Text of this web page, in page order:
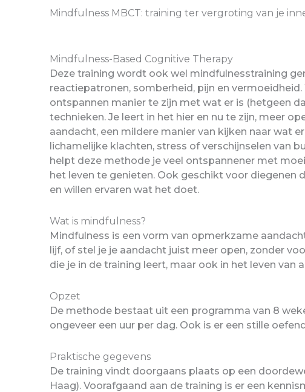
Mindfulness MBCT: training ter vergroting van je
Mindfulness-Based Cognitive Therapy
Deze training wordt ook wel mindfulnesstraining
reactiepatronen, somberheid, pijn en
ontspannen manier te zijn met wat er is (hetgeen
technieken. Je leert in het hier en nu te zijn, meer
aandacht, een mildere manier van kijken naar wat
lichamelijke klachten, stress of verschijnselen van
helpt deze methode je veel ontspannener met
het leven te genieten. Ook geschikt voor diegenen
en willen ervaren wat het doet.
Wat is mindfulness?
Mindfulness is een vorm van opmerkzame
lijf, of stel je je aandacht juist meer open, zonder
die je in de training leert, maar ook in het leven
Opzet
De methode bestaat uit een programma van 8
ongeveer een uur per dag. Ook is er een stille
Praktische gegevens
De training vindt doorgaans plaats op een
Haag). Voorafgaand aan de training is er een